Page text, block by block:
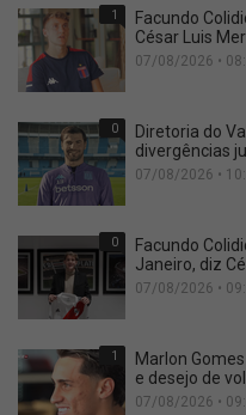
1
Facundo
César Luis
07/08/2026 •
0
Diretoria do
divergências
07/08/2026 •
0
Facundo
Janeiro, diz
07/08/2026 •
1
Marlon
e desejo de
07/08/2026 •